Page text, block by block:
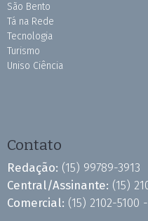
São Bento
Tá na Rede
Tecnologia
Turismo
Uniso Ciência
Contato
Redação: (15) 99789-3913
Central/Assinante: (15)
Comercial: (15) 2102-5100